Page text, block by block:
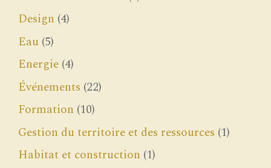
Design (4)
Eau (5)
Energie (4)
Événements (22)
Formation (10)
Gestion du territoire et des ressources (1)
Habitat et construction (1)